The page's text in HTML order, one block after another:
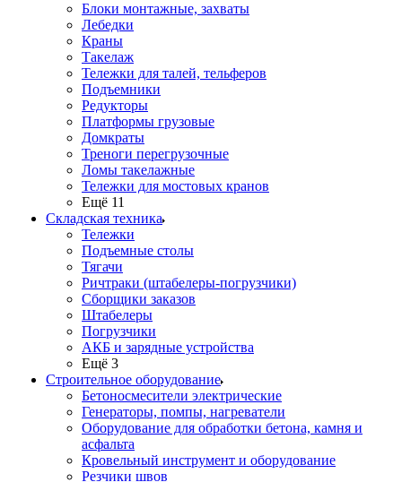
Блоки монтажные, захваты
Лебедки
Краны
Такелаж
Тележки для талей, тельферов
Подъемники
Редукторы
Платформы грузовые
Домкраты
Треноги перегрузочные
Ломы такелажные
Тележки для мостовых кранов
Ещё 11
Складская техника
Тележки
Подъемные столы
Тягачи
Ричтраки (штабелеры-погрузчики)
Сборщики заказов
Штабелеры
Погрузчики
АКБ и зарядные устройства
Ещё 3
Строительное оборудование
Бетоносмесители электрические
Генераторы, помпы, нагреватели
Оборудование для обработки бетона, камня и
асфальта
Кровельный инструмент и оборудование
Резчики швов